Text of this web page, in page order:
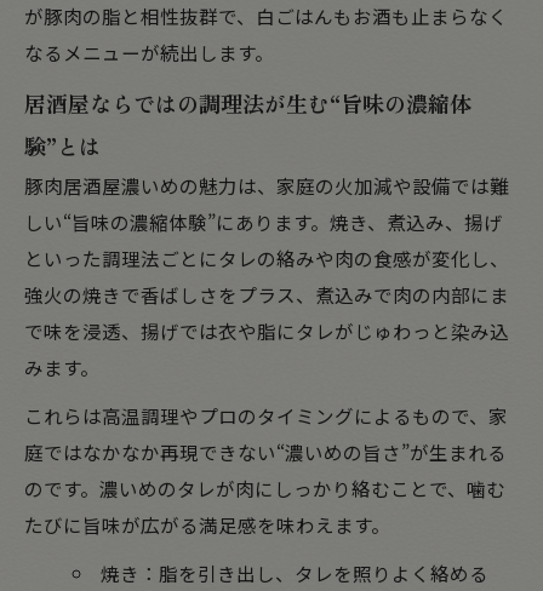
が豚肉の脂と相性抜群で、白ごはんもお酒も止まらなく
なるメニューが続出します。
居酒屋ならではの調理法が生む“旨味の濃縮体
験”とは
豚肉居酒屋濃いめの魅力は、家庭の火加減や設備では難
しい“旨味の濃縮体験”にあります。焼き、煮込み、揚げ
といった調理法ごとにタレの絡みや肉の食感が変化し、
強火の焼きで香ばしさをプラス、煮込みで肉の内部にま
で味を浸透、揚げでは衣や脂にタレがじゅわっと染み込
みます。
これらは高温調理やプロのタイミングによるもので、家
庭ではなかなか再現できない“濃いめの旨さ”が生まれる
のです。濃いめのタレが肉にしっかり絡むことで、噛む
たびに旨味が広がる満足感を味わえます。
焼き：脂を引き出し、タレを照りよく絡める